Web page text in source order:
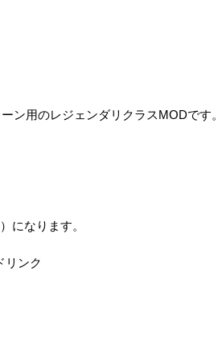
ン用のレジェンダリクラスMODです。
になります。
リンク